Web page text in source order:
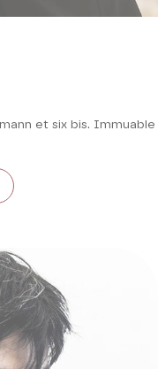
et six bis. Immuable